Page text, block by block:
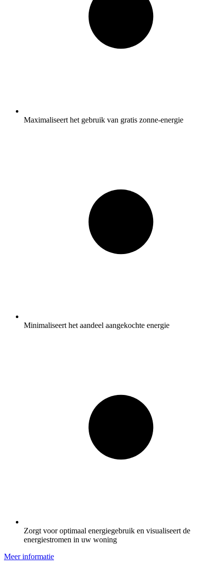
Maximaliseert het gebruik van gratis zonne-energie
Minimaliseert het aandeel aangekochte energie
Zorgt voor optimaal energiegebruik en visualiseert de
energiestromen in uw woning
Meer informatie